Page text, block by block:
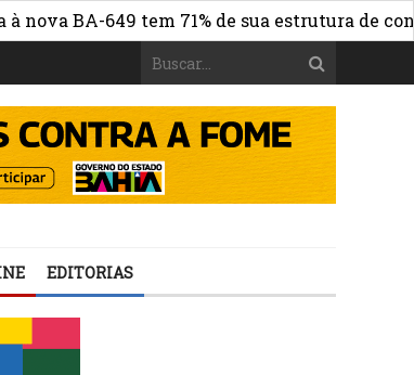
649 tem 71% de sua estrutura de concreto
EDITORIAS